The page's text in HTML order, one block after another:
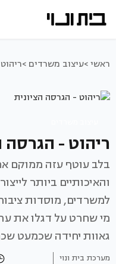
ראשי >עיצוב משרדים >
ריהוט - הגרסה
בלב עוטף עזה ממוקם
והאיכותיים ביותר
למשרדים, מוסדות
מי שחרט על דגלו את
גאוות יחידה שכמעט
מערכת בית ונוי